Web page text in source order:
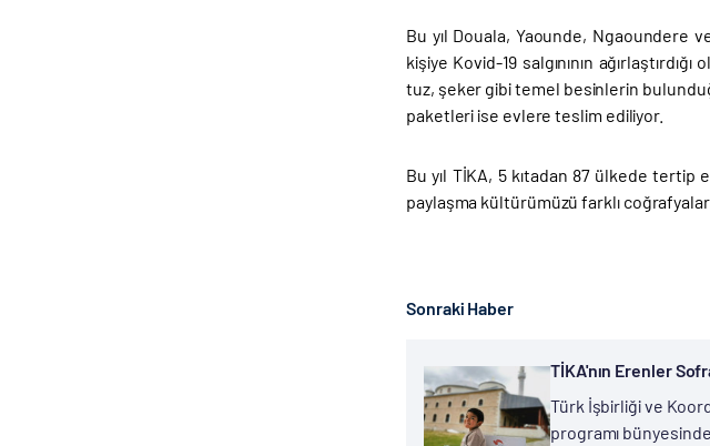
Bu yıl Douala, Yaounde, Ngaoundere
kişiye Kovid-19 salgınının
tuz, şeker gibi temel besinlerin
paketleri ise evlere teslim ediliyor.
Bu yıl TİKA, 5 kıtadan 87 ülkede tertip
paylaşma kültürümüzü farklı
Sonraki Haber
TİKA'nın Erenler
Türk İşbirliği ve
programı